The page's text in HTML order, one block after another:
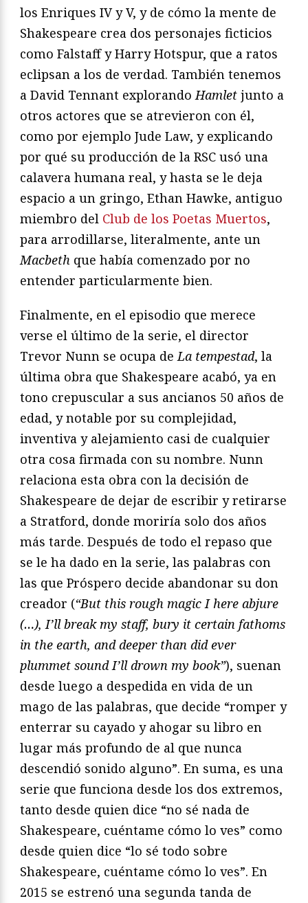
los Enriques IV y V, y de cómo la mente de
Shakespeare crea dos personajes ficticios
como Falstaff y Harry Hotspur, que a ratos
eclipsan a los de verdad. También tenemos
a David Tennant explorandoHamlet junto a
otros actores que se atrevieron con él,
como por ejemplo Jude Law, y explicando
por qué su producción de la RSC usó una
calavera humana real, y hasta se le deja
espacio a un gringo, Ethan Hawke, antiguo
miembro del Club de los Poetas Muertos,
para arrodillarse, literalmente, ante un
Macbeth que había comenzado por no
entender particularmente bien.
Finalmente, en el episodio que merece
verse el último de la serie, el director
Trevor Nunn se ocupa deLa tempestad, la
última obra que Shakespeare acabó, ya en
tono crepuscular a sus ancianos 50 años de
edad, y notable por su complejidad,
inventiva y alejamiento casi de cualquier
otra cosa firmada con su nombre. Nunn
relaciona esta obra con la decisión de
Shakespeare de dejar de escribir y retirarse
a Stratford, donde moriría solo dos años
más tarde. Después de todo el repaso que
se le ha dado en la serie, las palabras con
las que Próspero decide abandonar su don
creador (“But this rough magic I here abjure
(…), I’ll break my staff, bury it certain fathoms
in the earth, and deeper than did ever
plummet sound I’ll drown my book”), suenan
desde luego a despedida en vida de un
mago de las palabras, que decide “romper y
enterrar su cayado y ahogar su libro en
lugar más profundo de al que nunca
descendió sonido alguno”. En suma, es una
serie que funciona desde los dos extremos,
tanto desde quien dice “no sé nada de
Shakespeare, cuéntame cómo lo ves” como
desde quien dice “lo sé todo sobre
Shakespeare, cuéntame cómo lo ves”. En
2015 se estrenó una segunda tanda de